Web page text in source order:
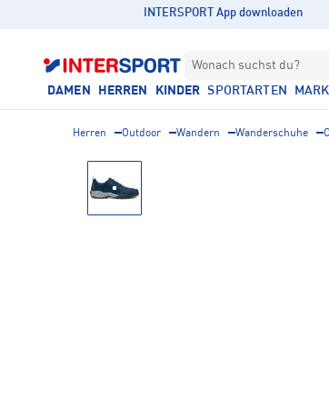
INTERSPORT App downloaden
Wonach suchst du?
DAMEN HERREN KINDER SPORTARTEN
Herren Outdoor Wandern Wanderschuhe